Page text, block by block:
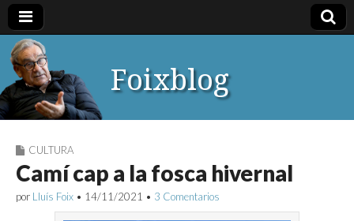
Foixblog
CULTURA
Camí cap a la fosca hivernal
por Lluís Foix • 14/11/2021 • 3 Comentarios